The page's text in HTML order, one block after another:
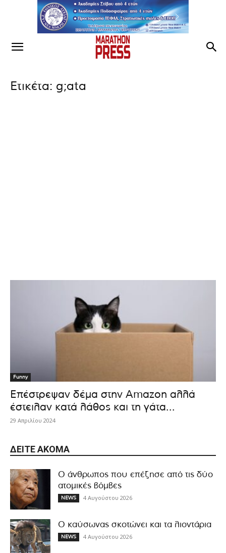
Ετικέτα: g;ata
Funny
Επέστρεψαν δέμα στην Amazon αλλά
έστειλαν κατά λάθος και τη γάτα...
29 Απριλίου 2024
ΔΕΊΤΕ ΑΚΌΜΑ
Ο άνθρωπος που επέζησε από τις δύο
ατομικές βόμβες
NEWS 4 Αυγούστου 2026
Ο καύσωνας σκοτώνει και τα λιοντάρια
NEWS 4 Αυγούστου 2026